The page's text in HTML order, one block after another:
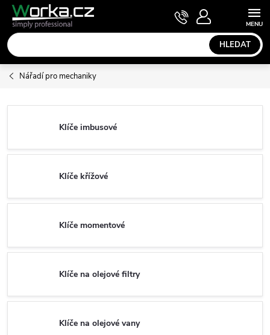
Přejít
obsah
HLEDAT
NÁKUPNÍ
KOŠÍK
Nářadí pro mechaniky
Klíče imbusové
Klíče křížové
Klíče momentové
Klíče na olejové filtry
Klíče na olejové vany